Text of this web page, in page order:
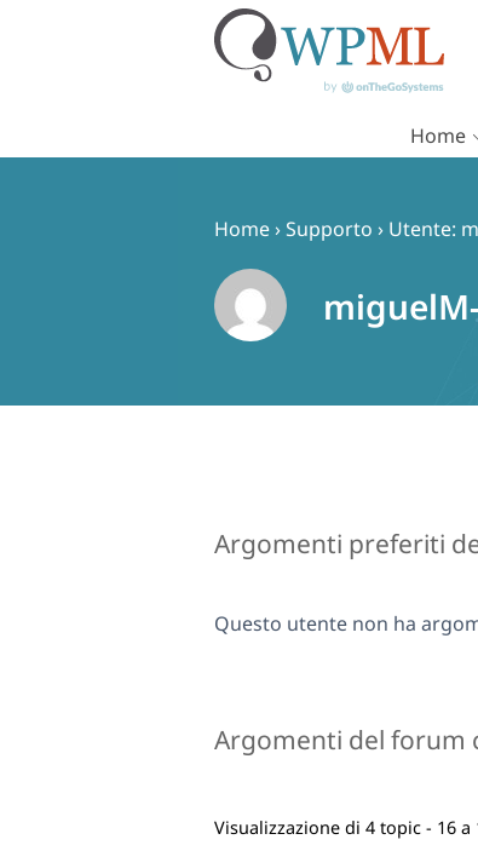
Home
Home›Supporto › Utente:
Argomenti preferiti
Questo utente non ha
Argomenti del forum
Visualizzazione di 4 topic - 16 a